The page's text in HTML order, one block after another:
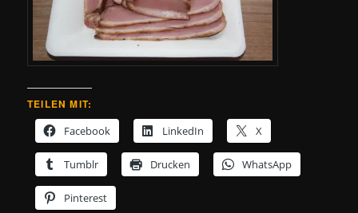
TEILEN MIT:
Facebook
LinkedIn X
Tumblr Drucken WhatsApp
Pinterest